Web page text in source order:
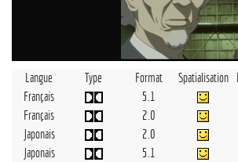
Langue Type Format Spatialisation
Français
5.1
Français
2.0
Japonais
2.0
Japonais
5.1